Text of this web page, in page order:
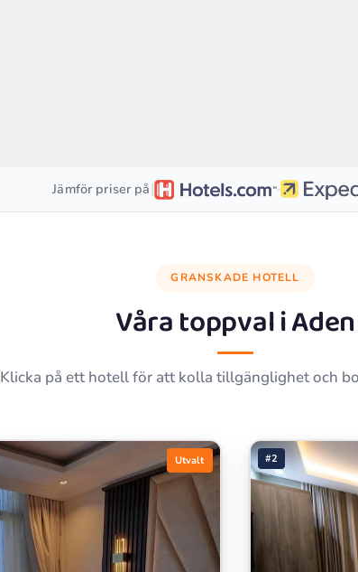
Jämför priser på | ·
GRANSKADE HOTELL
Våra toppval iAden
Klicka på ett hotell för att kolla tillgänglighet och
Utvalt #2